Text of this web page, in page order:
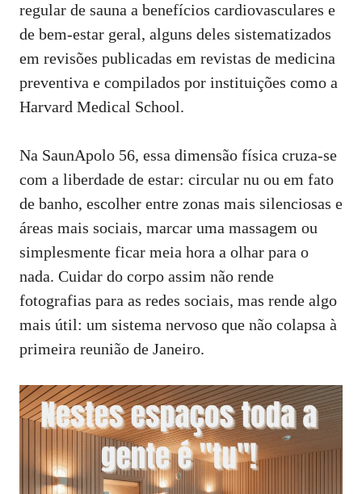
regular de sauna a benefícios cardiovasculares e
de bem‑estar geral, alguns deles sistematizados
em revisões publicadas em revistas de medicina
preventiva e compilados por instituições como a
Harvard Medical School.
Na SaunApolo 56, essa dimensão física cruza‑se
com a liberdade de estar: circular nu ou em fato
de banho, escolher entre zonas mais silenciosas e
áreas mais sociais, marcar uma massagem ou
simplesmente ficar meia hora a olhar para o
nada. Cuidar do corpo assim não rende
fotografias para as redes sociais, mas rende algo
mais útil: um sistema nervoso que não colapsa à
primeira reunião de Janeiro.